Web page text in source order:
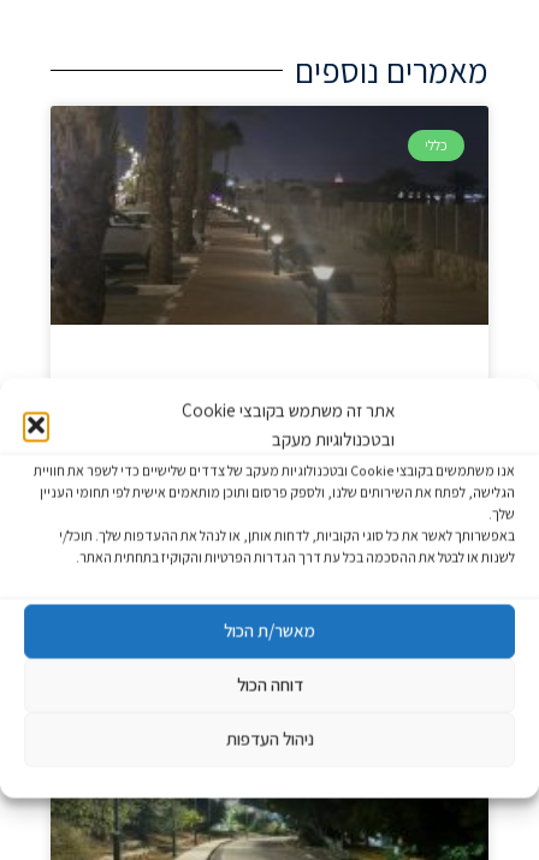
אתר זה משתמש בקובצי Cookie
ובטכנולוגיות מעקב
אנו משתמשים בקובצי Cookie ובטכנולוגיות מעקב של צדדים שלישיים כדי לשפר את חוויית
הגלישה, לפתח את השירותים שלנו, ולספק פרסום ותוכן מותאמים אישית לפי תחומי העניין
שלך.
באפשרותך לאשר את כל סוגי הקוביות, לדחות אותן, או לנהל את ההעדפות שלך. תוכל/י
לשנות או לבטל את ההסכמה בכל עת דרך הגדרות הפרטיות והקוקיז בתחתית האתר.
מאשר/ת הכול
דוחה הכול
ניהול העדפות
מאמרים נוספים
כללי
המדריך המלא בשאלות ותשובות
אם אתם שוקלים להתקין תאורת רחוב סולארית עבור
מרחב ציבורי אחר,
30/06/2026